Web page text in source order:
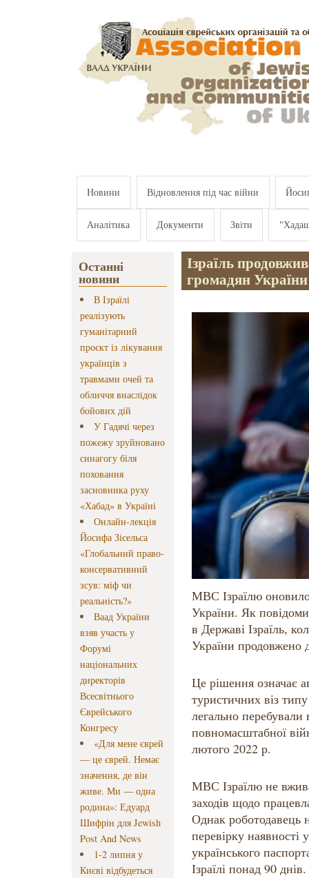
Новини Відновлення під час війни
Аналітика Документи Звіти
Останні
новини
В Ізраїлі
реалізують
гуманітарний
проєкт із лікування
українців з
травмами очей та
обличчя внаслідок
бойових дій
У Гадячі через
пожежу зруйновано
синагогу біля
поховання
засновника руху
«Хабад» в Україні
Онлайн-лекція
Йосифа Зісельса
«Глобальний право-
консервативний
зсув: міф чи
реальність?»
Ваад України
взяв участь у
Форумі
національних
директорів
Всесвітнього
Єврейського
Конгресу
«Для мене єврей
— це єврей. Немає
значення, де він
живе. Ми — одна
родина»: Едуард
Шифрін для Jewish
Post And News
1-2 липня у
Києві відбудеться
Ізраїль
громадян України
МВС Ізраїлю
України. Як
в Державі Ізраїль,
України продовжено
Це рішення означає
туристичних віз
легально перебували
повномасштабної
лютого 2022 р.
МВС Ізраїлю не
заходів щодо
Однак роботодавець
перевірку наявності
українського
Ізраїлі понад 90 днів.